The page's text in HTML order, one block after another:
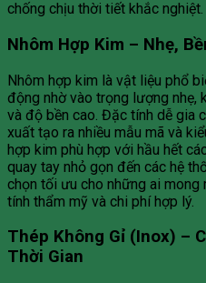
chống chịu thời tiết khắc nghiệt.
Nhôm Hợp Kim – Nhẹ,
Nhôm hợp kim là vật liệu phổ
động nhờ vào trọng lượng nhẹ,
và độ bền cao. Đặc tính dễ gia
xuất tạo ra nhiều mẫu mã và
hợp kim phù hợp với hầu hết
quay tay nhỏ gọn đến các hệ
chọn tối ưu cho những ai
tính thẩm mỹ và chi phí hợp lý.
Thép Không Gỉ (Inox) –
Thời Gian